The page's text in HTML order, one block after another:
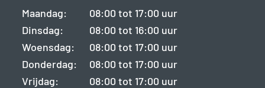
Maandag:
08:00 tot 17:00 uur
Dinsdag:
08:00 tot 16:00 uur
Woensdag:
08:00 tot 17:00 uur
Donderdag:
08:00 tot 17:00 uur
Vrijdag:
08:00 tot 17:00 uur